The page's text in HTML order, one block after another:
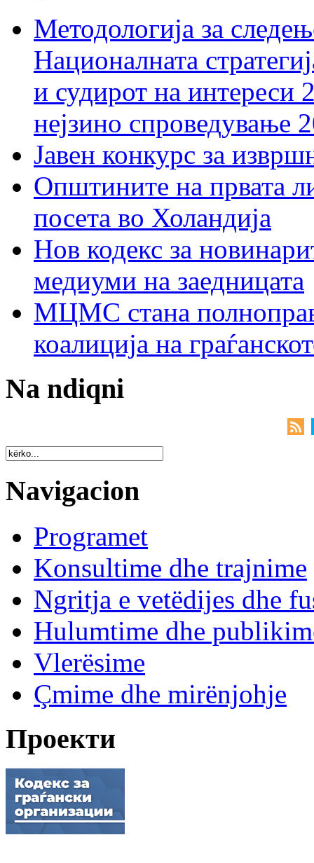
Методологија за
Националната
и судирот на интереси
нејзино спроведување
Јавен конкурс за
Општините на првата
посета во Холандија
Нов кодекс за
медиуми на заедницата
МЦМС стана
коалиција на
Na ndiqni
Navigacion
Programet
Konsultime dhe trajnime
Ngritja e vetëdijes dhe
Hulumtime dhe
Vlerësime
Çmime dhe mirënjohje
Проекти